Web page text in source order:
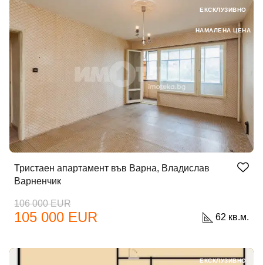
Тристаен апартамент във Варна, Владислав
Варненчик
106 000 EUR
105 000 EUR 62 кв.м.
ЕКСКЛУЗИВНО
НАМАЛЕНА ЦЕНА
ЕКСКЛУЗИВНО